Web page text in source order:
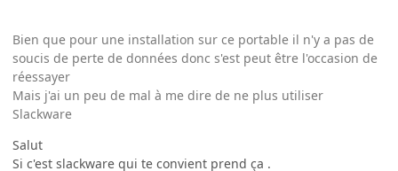
Bien que pour une installation sur ce portable il n'y a pas de
soucis de perte de données donc s'est peut être l'occasion de
réessayer
Mais j'ai un peu de mal à me dire de ne plus utiliser
Slackware
Salut
Si c'est slackware qui te convient prend ça .